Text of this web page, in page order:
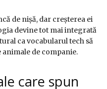
de nișă, dar creșterea ei
devine tot mai integrată
ca vocabularul tech să
de companie.
care spun